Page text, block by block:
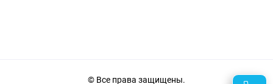
© Все права защищены.